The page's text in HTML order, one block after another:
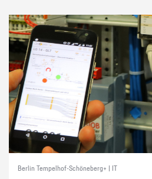
Berlin Tempelhof-Schöneberg+ | IT